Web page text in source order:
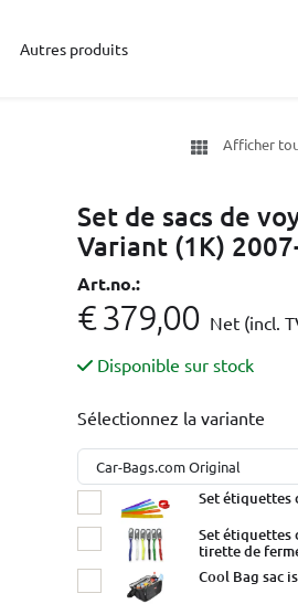
Autres produits
Afficher
Set de sacs de
Variant (1K)
Art.no.:
€ 379,00 Net (incl.
Disponible sur stock
Sélectionnez la variante
Set étiquettes
Set étiquettes
tirette de
Cool Bag sac